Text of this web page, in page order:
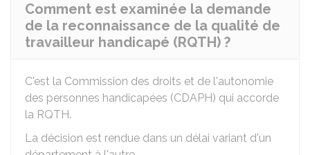
Comment est examinée la demande
de la reconnaissance de la qualité de
travailleur handicapé (RQTH) ?
C'est la Commission des droits et de l'autonomie
des personnes handicapées (CDAPH) qui accorde
la RQTH.
La décision est rendue dans un délai variant d'un